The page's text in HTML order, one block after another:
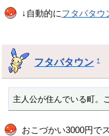
↓自動的にフタバタウ
フタバタウン †
主人公が住んでいる町。
おこづかい3000円で